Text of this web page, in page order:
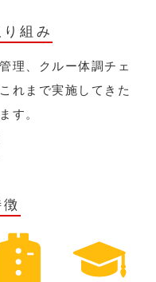
組み
理、クルー体調チェ
れまで実施してきた
す。